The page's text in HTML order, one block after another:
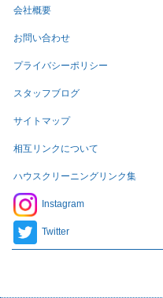
会社概要
お問い合わせ
プライバシーポリシー
スタッフブログ
サイトマップ
相互リンクについて
ハウスクリーニングリンク集
Instagram
Twitter